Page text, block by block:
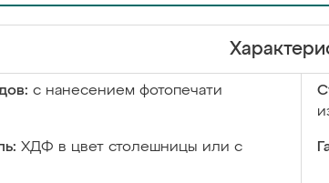
с нанесением фотопечати
ХДФ в цвет столешницы или с